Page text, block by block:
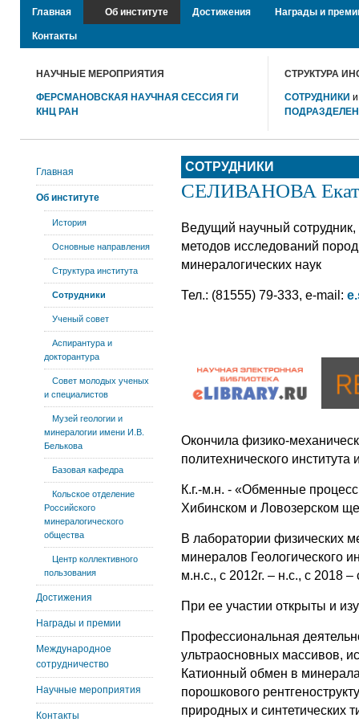
Главная Об институте Достижения Награды и
Контакты
НАУЧНЫЕ МЕРОПРИЯТИЯ
ФЕРСМАНОВСКАЯ НАУЧНАЯ СЕССИЯ ГИ
КНЦ РАН
СТРУКТУРА
СОТРУДНИКИ
СОТРУДНИКИ
СЕЛИВАНОВА
Ведущий научный
методов исследований
минералогических наук
Тел.: (81555) 79-333, e-mail:
Окончила физико-
политехнического
К.г.-м.н. - «Обменные
Хибинском и Ловозерском
В лаборатории физических
минералов Геологического
м.н.с., с 2012г. – н.с., с 2018
При ее участии открыты и
Профессиональная
ультраосновных массивов,
Катионный обмен в
порошкового
природных и синтетических
Главная
Об институте
История
Основные направления
Структура института
Сотрудники
Ученый совет
Аспирантура и
докторантура
Совет молодых ученых
и специалистов
Музей геологии и
минералогии имени И.В.
Белькова
Базовая кафедра
Кольское отделение
Российского
минералогического
общества
Центр коллективного
пользования
Достижения
Награды и премии
Международное
сотрудничество
Научные мероприятия
Контакты